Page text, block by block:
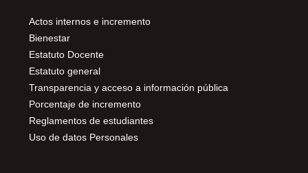
Actos internos e incremento
Bienestar
Estatuto Docente
Estatuto general
Transparencia y acceso a información pública
Porcentaje de incremento
Reglamentos de estudiantes
Uso de datos Personales